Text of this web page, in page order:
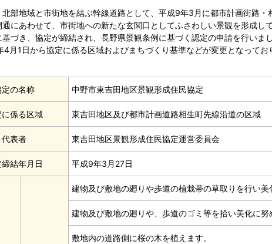
部地域と市街地を結ぶ幹線道路として、平成9年3月に都市計画街路・
通にあわせて、市街地への新たな玄関口としてふさわしい景観を形成し
づき、協定が締結され、長野県景観条例に基づく認定の申請を行いまし
4月1日から協定に係る区域およびまちづくり基準などが変更となってお
定の名称 中野市東吉田地区景観形成住民協定
係る区域 東吉田地区及び都市計画道路相生町先線沿道の区域
代表者 東吉田地区景観形成住民協定運営委員会
結年月日 平成9年3月27日
建物及び敷地の廻りや歩道の植栽帯の草取りを行い美
建物及び敷地の廻りや、歩道のゴミ等を拾い美化に努
敷地内の道路側に桜の木を植えます。